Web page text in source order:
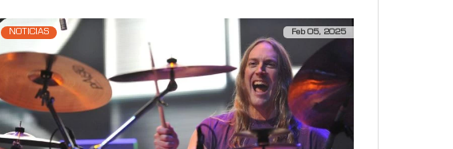
NOTICIAS Feb 05, 2025